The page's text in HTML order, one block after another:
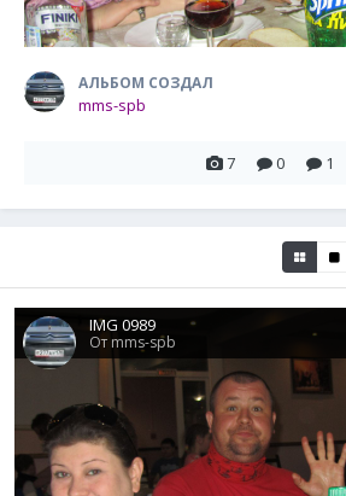
АЛЬБОМ СОЗДАЛ
mms-spb
7 0 1
IMG 0989
От mms-spb